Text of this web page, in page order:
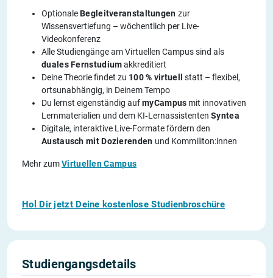
OptionaleBegleitveranstaltungen zur
Wissensvertiefung – wöchentlich per Live-
Videokonferenz
Alle Studiengänge am Virtuellen Campus sind als
duales Fernstudiumakkreditiert
Deine Theorie findet zu 100 % virtuell
statt – flexibel,
ortsunabhängig, in Deinem Tempo
Du lernst eigenständig aufmyCampus mit innovativen
Lernmaterialien und dem KI‑Lernassistenten Syntea
Digitale, interaktive Live-Formate fördern den
Austausch mit Dozierenden und Kommiliton:innen
Mehr zumVirtuellen Campus
Hol Dir jetzt Deine kostenlose Studienbroschüre
Studiengangsdetails